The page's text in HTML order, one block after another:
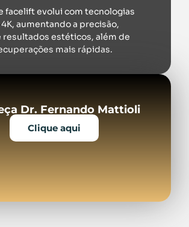
facelift evolui com tecnologias
aumentando a precisão,
resultados estéticos, além de
mais rápidas.
Dr. Fernando Mattioli
Clique aqui